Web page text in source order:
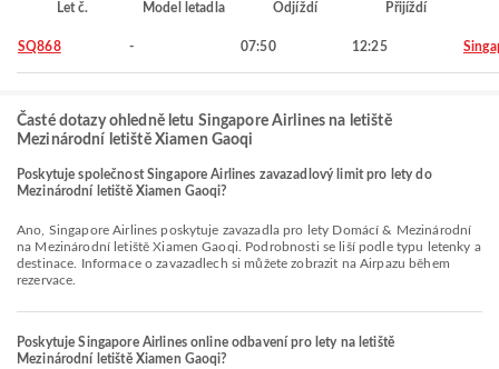
Let č. Model letadla Odjíždí Přijíždí
SQ868 - 07:50 12:25
Časté dotazy ohledně letu Singapore Airlines na letiště
Mezinárodní letiště Xiamen Gaoqi
Poskytuje společnost Singapore Airlines zavazadlový limit pro lety do
Mezinárodní letiště Xiamen Gaoqi?
Ano, Singapore Airlines poskytuje zavazadla pro lety Domácí & Mezinárodní
na Mezinárodní letiště Xiamen Gaoqi. Podrobnosti se liší podle typu letenky a
destinace. Informace o zavazadlech si můžete zobrazit na Airpazu během
rezervace.
Poskytuje Singapore Airlines online odbavení pro lety na letiště
Mezinárodní letiště Xiamen Gaoqi?